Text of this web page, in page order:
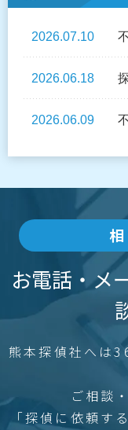
2026.07.10
2026.06.18
2026.06.09
お電話・メ
熊本探偵社へは
ご相談
「探偵に依頼す